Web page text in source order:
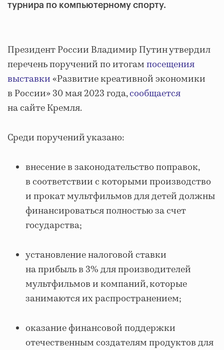
турнира по компьютерному спорту.
Президент России Владимир Путин утвердил
перечень поручений по итогампосещения
выставки«Развитие креативной экономики
в России» 30 мая 2023 года,сообщается
на сайте Кремля.
Среди поручений указано:
внесение в законодательство поправок,
в соответствии с которыми производство
и прокат мультфильмов для детей должны
финансироваться полностью за счет
государства;
установление налоговой ставки
на прибыль в 3% для производителей
мультфильмов и компаний, которые
занимаются их распространением;
оказание финансовой поддержки
отечественным создателям продуктов для